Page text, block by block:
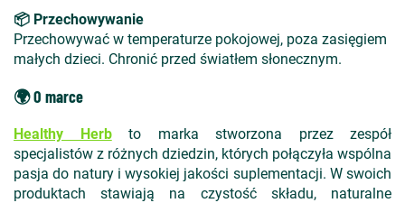
📦 Przechowywanie
Przechowywać w temperaturze pokojowej, poza zasięgiem
małych dzieci. Chronić przed światłem słonecznym.
🌍 O marce
Healthy Herbto marka stworzona przez zespół
specjalistów z różnych dziedzin, których połączyła wspólna
pasja do natury i wysokiej jakości suplementacji. W swoich
produktach stawiają na czystość składu, naturalne